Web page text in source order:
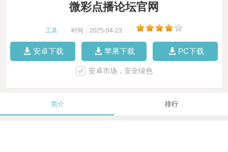
微彩点播论坛官网
工具 时间：2025-04-23
安卓下载 苹果下载 PC下载
安卓市场，安全绿色
简介 排行